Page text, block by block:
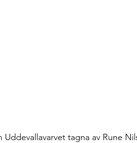
tagna av Rune